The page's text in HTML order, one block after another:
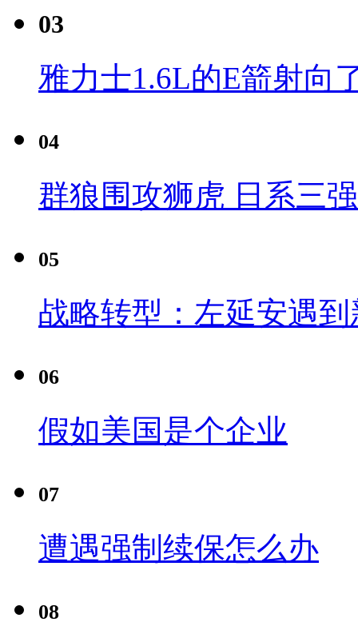
03
雅力士1.6L的E箭射向
04
群狼围攻狮虎 日系三
05
战略转型：左延安遇
06
假如美国是个企业
07
遭遇强制续保怎么办
08